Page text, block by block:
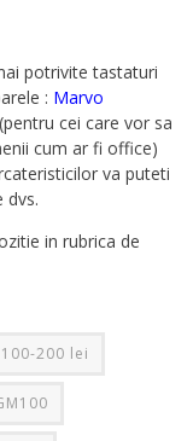
potrivite tastaturi
: Marvo
(pentru cei care vor sa
cum ar fi office)
va puteti
dvs.
in rubrica de
200 lei